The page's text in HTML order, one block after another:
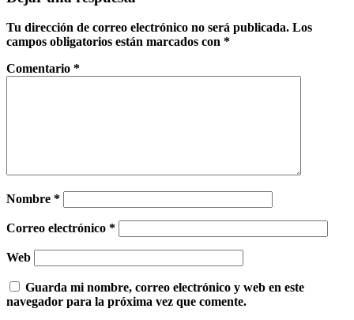
Tu dirección de correo electrónico no será publicada. Los
campos obligatorios están marcados con *
Comentario *
Nombre *
Correo electrónico *
Web
Guarda mi nombre, correo electrónico y web en este
navegador para la próxima vez que comente.